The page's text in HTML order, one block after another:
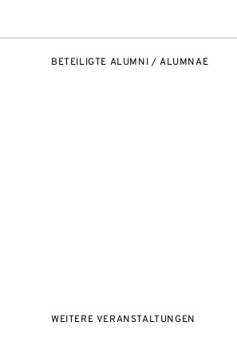
BETEILIGTE ALUMNI / ALUMNAE
WEITERE VERANSTALTUNGEN